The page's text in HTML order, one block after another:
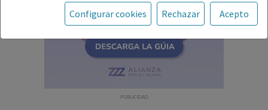
referida a productos del mercado español y, por
tanto, dirigida a profesionales sanitarios legalmente
facultados para prescribir o dispensar medicamentos
con ejercicio profesional. La información técnica de los
fármacos se facilita a título meramente informativo,
Configurar cookies Rechazar Acepto
PUBLICIDAD